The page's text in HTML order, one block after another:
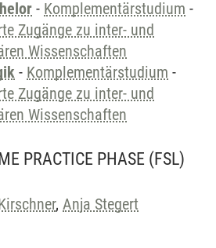
- Komplementärstudium -
Zugänge zu inter- und
Wissenschaften
- Komplementärstudium -
Zugänge zu inter- und
Wissenschaften
PRACTICE PHASE (FSL)
, Anja Stegert